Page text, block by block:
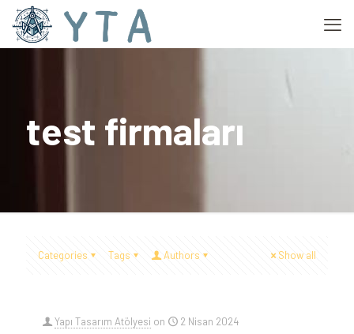
test firmaları
Categories Tags Authors Show all
Yapı Tasarım Atölyesi on 2 Nisan 2024